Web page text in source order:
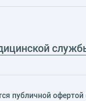
публичной